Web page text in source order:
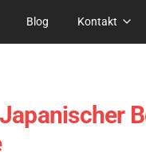
Blog Kontakt